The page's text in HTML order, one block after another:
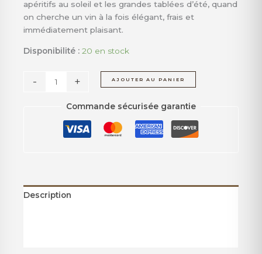
apéritifs au soleil et les grandes tablées d’été, quand
on cherche un vin à la fois élégant, frais et
immédiatement plaisant.
Disponibilité : 20 en stock
- + AJOUTER AU PANIER
Commande sécurisée garantie
Description